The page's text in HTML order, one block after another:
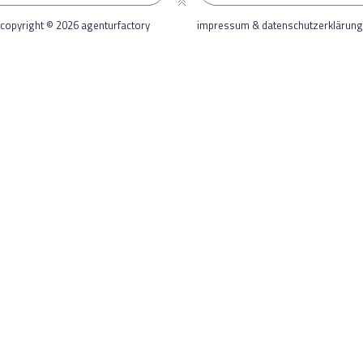
copyright © 2026 agenturfactory impressum & datenschutzerklärung